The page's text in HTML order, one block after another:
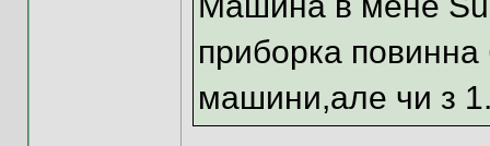
приборка повинна
машини,але чи з